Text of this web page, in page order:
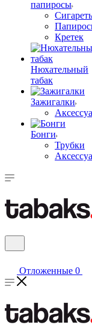
папиросы
Кретек
Нюхательный
табак
Зажигалки
Бонги
Трубки
Отложенные 0